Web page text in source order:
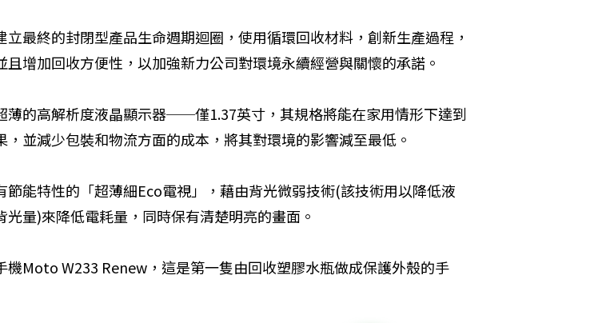
立最終的封閉型產品生命週期迴圈，使用循環回收材料，創新生產過程，
且增加回收方便性，以加強新力公司對環境永續經營與關懷的承諾。
薄的高解析度液晶顯示器──僅1.37英寸，其規格將能在家用情形下達到
，並減少包裝和物流方面的成本，將其對環境的影響減至最低。
節能特性的「超薄細Eco電視」，藉由背光微弱技術(該技術用以降低液
光量)來降低電耗量，同時保有清楚明亮的畫面。
機Moto W233 Renew，這是第一隻由回收塑膠水瓶做成保護外殼的手